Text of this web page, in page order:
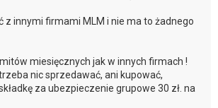
z innymi firmami MLM i nie ma to żadnego
miesięcznych jak w innych firmach !
nic sprzedawać, ani kupować,
za ubezpieczenie grupowe 30 zł. na